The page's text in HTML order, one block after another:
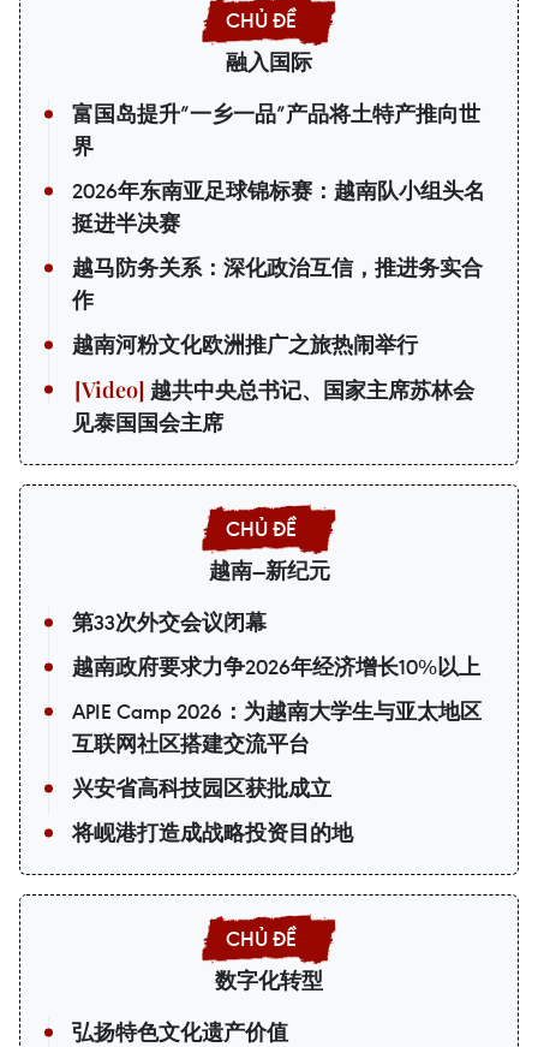
融入国际
富国岛提升”一乡一品”产品将土特产推向世
界
2026年东南亚足球锦标赛：越南队小组头名
挺进半决赛
越马防务关系：深化政治互信，推进务实合
作
越南河粉文化欧洲推广之旅热闹举行
越共中央总书记、国家主席苏林会
见泰国国会主席
越南—新纪元
第33次外交会议闭幕
越南政府要求力争2026年经济增长10%以上
APIE Camp 2026：为越南大学生与亚太地区
互联网社区搭建交流平台
兴安省高科技园区获批成立
将岘港打造成战略投资目的地
数字化转型
弘扬特色文化遗产价值